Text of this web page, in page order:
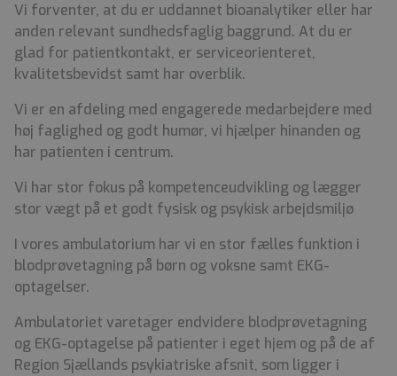
Vi forventer, at du er uddannet bioanalytiker eller har
anden relevant sundhedsfaglig baggrund. At du er
glad for patientkontakt, er serviceorienteret,
kvalitetsbevidst samt har overblik.
Vi er en afdeling med engagerede medarbejdere med
høj faglighed og godt humør, vi hjælper hinanden og
har patienten i centrum.
Vi har stor fokus på kompetenceudvikling og lægger
stor vægt på et godt fysisk og psykisk arbejdsmiljø
I vores ambulatorium har vi en stor fælles funktion i
blodprøvetagning på børn og voksne samt EKG-
optagelser.
Ambulatoriet varetager endvidere blodprøvetagning
og EKG-optagelse på patienter i eget hjem og på de af
Region Sjællands psykiatriske afsnit, som ligger i